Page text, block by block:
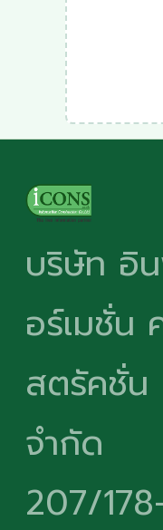
บริษัท อิ
อร์เมชั่น
สตรัคชั่น
จำกัด
207/